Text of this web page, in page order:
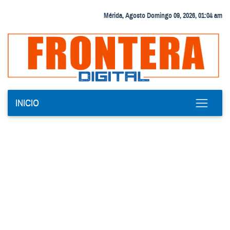
Mérida, Agosto Domingo 09, 2026, 01:04 am
INICIO